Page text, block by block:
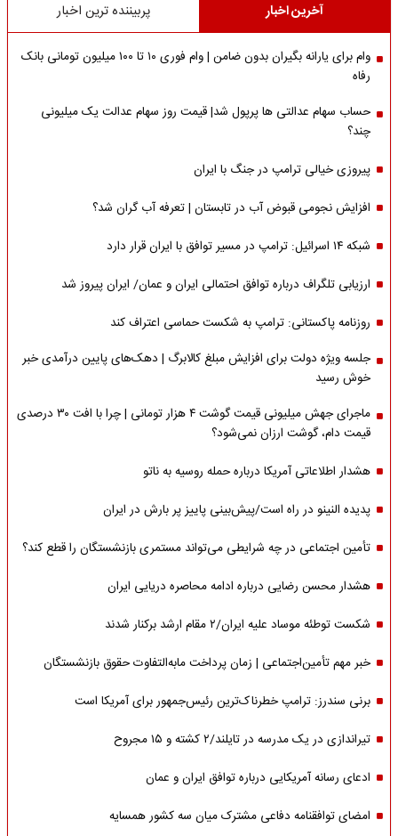
آخرین اخبار پربیننده ترین اخبار
وام برای یارانه بگیران بدون ضامن | وام فوری ۱۰ تا ۱۰۰ میلیون تومانی بانک
رفاه
حساب سهام عدالتی ها پرپول شد| قیمت روز سهام عدالت یک میلیونی
چند؟
پیروزی خیالی ترامپ در جنگ با ایران
افزایش نجومی قبوض آب در تابستان | تعرفه آب گران شد؟
شبکه ۱۴ اسرائیل: ترامپ در مسیر توافق با ایران قرار دارد
ارزیابی تلگراف درباره توافق احتمالی ایران و عمان/ ایران پیروز شد
روزنامه پاکستانی: ترامپ به شکست حماسی اعتراف کند
جلسه ویژه دولت برای افزایش مبلغ کالابرگ | دهک‌های پایین درآمدی خبر
خوش رسید
ماجرای جهش میلیونی قیمت گوشت ۴ هزار تومانی | چرا با افت ۳۰ درصدی
قیمت دام، گوشت ارزان نمی‌شود؟
هشدار اطلاعاتی آمریکا درباره حمله روسیه به ناتو
پدیده النینو در راه است/پیش‌بینی پاییز پر بارش در ایران
تأمین اجتماعی در چه شرایطی می‌تواند مستمری بازنشستگان را قطع کند؟
هشدار محسن رضایی درباره ادامه محاصره دریایی ایران
شکست توطئه موساد علیه ایران/۲ مقام‌ ارشد برکنار شدند
خبر مهم تأمین‌اجتماعی | زمان پرداخت مابه‌التفاوت حقوق بازنشستگان
برنی سندرز: ترامپ خطرناک‌ترین رئیس‌جمهور برای آمریکا است
تیراندازی در یک مدرسه در تایلند/۲ کشته و ۱۵ مجروح
ادعای رسانه آمریکایی درباره توافق ایران و عمان
امضای توافقنامه دفاعی مشترک میان سه کشور همسایه